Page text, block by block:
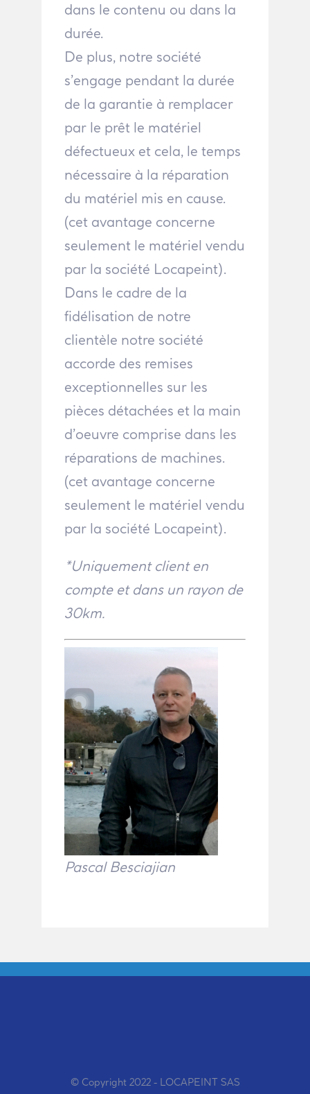
dans le contenu ou dans la
durée.
De plus, notre société
s’engage pendant la durée
de la garantie à remplacer
par le prêt le matériel
défectueux et cela, le temps
nécessaire à la réparation
du matériel mis en cause.
(cet avantage concerne
seulement le matériel vendu
par la société Locapeint).
Dans le cadre de la
fidélisation de notre
clientèle notre société
accorde des remises
exceptionnelles sur les
pièces détachées et la main
d’oeuvre comprise dans les
réparations de machines.
(cet avantage concerne
seulement le matériel vendu
par la société Locapeint).
*Uniquement client en
compte et dans un rayon de
30km.
Pascal Besciajian
© Copyright 2022 - LOCAPEINT SAS